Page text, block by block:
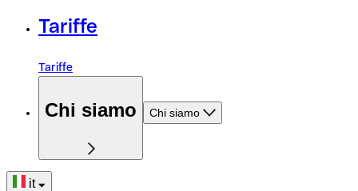
Tariffe
Tariffe
Chi siamo Chi siamo
it